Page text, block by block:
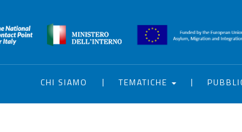
CHI SIAMO | TEMATICHE |